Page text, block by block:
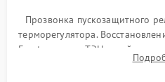
Прозвонка пускозащитного
терморегулятора.
Frost, включая ТЭН оттайки и
платы управления